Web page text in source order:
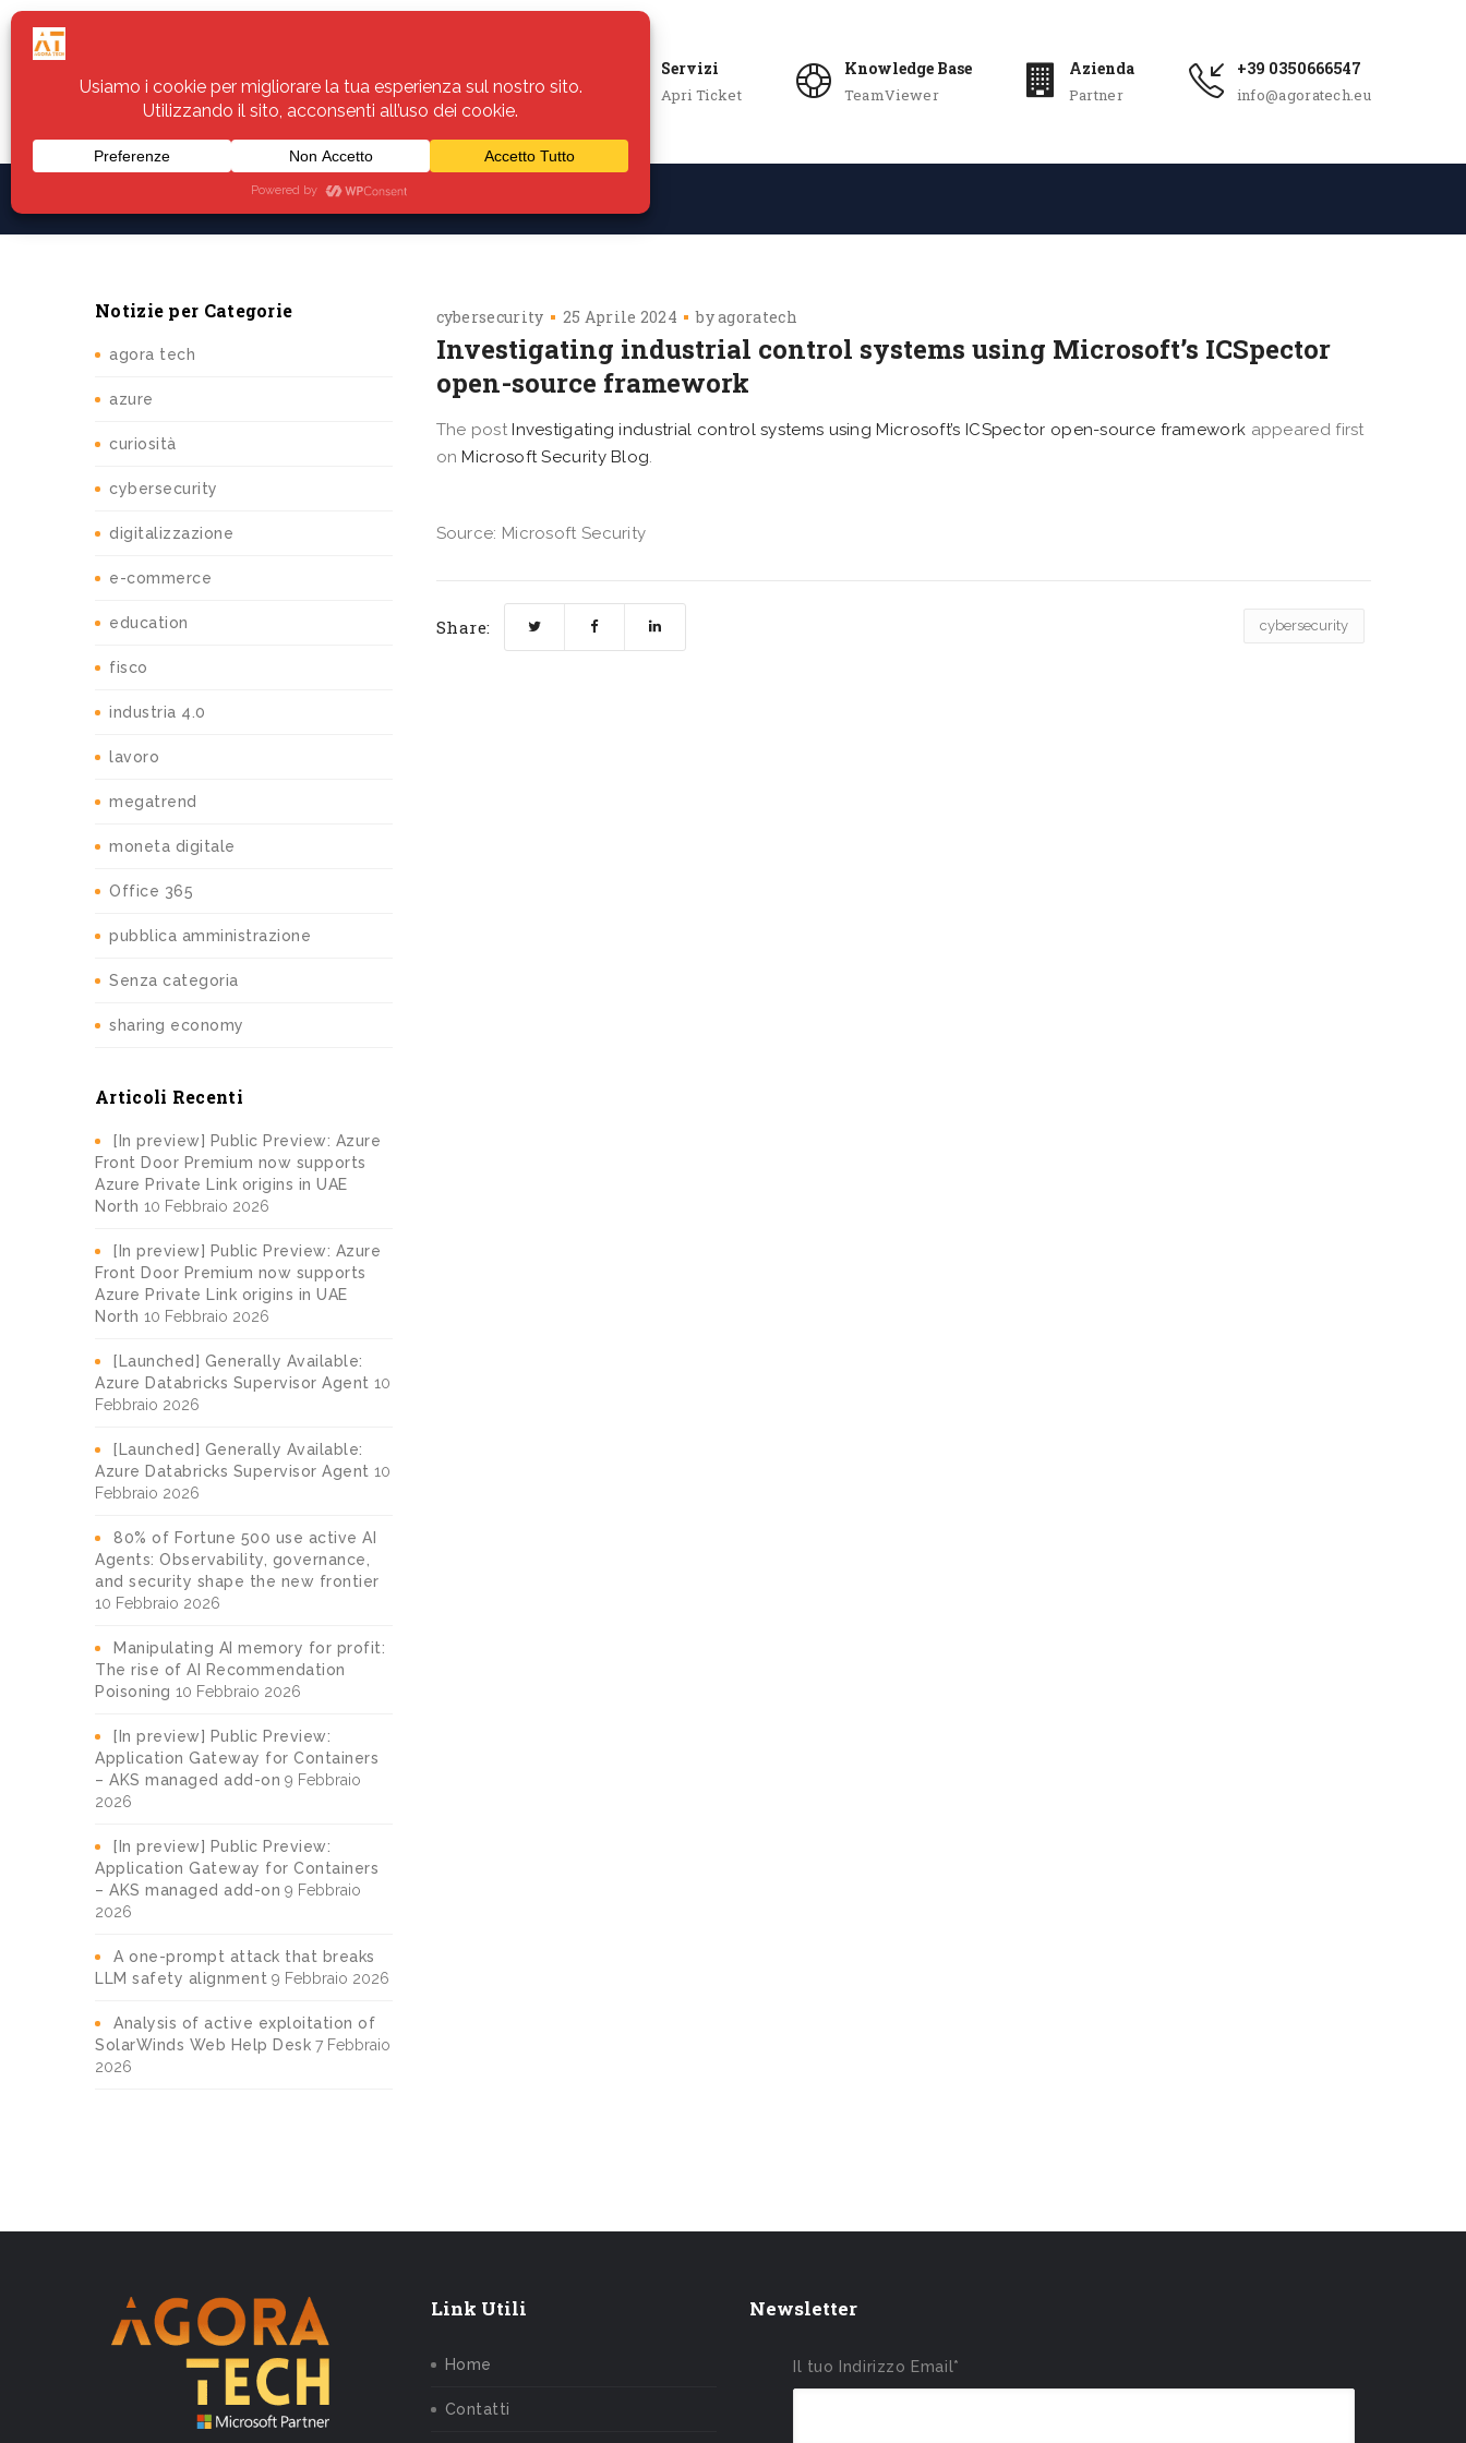
Servizi
Apri Ticket
Knowledge Base
TeamViewer
Azienda
Partner
+39 0350666547
info@agoratech.eu
Assistenza
Notizie per Categorie
agora tech
azure
curiosità
cybersecurity
digitalizzazione
e-commerce
education
fisco
industria 4.0
lavoro
megatrend
moneta digitale
Office 365
pubblica amministrazione
Senza categoria
sharing economy
Articoli Recenti
[In preview] Public Preview: Azure
Front Door Premium now supports
Azure Private Link origins in UAE
North 10 Febbraio 2026
[In preview] Public Preview: Azure
Front Door Premium now supports
Azure Private Link origins in UAE
North 10 Febbraio 2026
[Launched] Generally Available:
Azure Databricks Supervisor Agent 10
Febbraio 2026
[Launched] Generally Available:
Azure Databricks Supervisor Agent 10
Febbraio 2026
80% of Fortune 500 use active AI
Agents: Observability, governance,
and security shape the new frontier
10 Febbraio 2026
Manipulating AI memory for profit:
The rise of AI Recommendation
Poisoning 10 Febbraio 2026
[In preview] Public Preview:
Application Gateway for Containers
– AKS managed add-on 9 Febbraio
2026
[In preview] Public Preview:
Application Gateway for Containers
– AKS managed add-on 9 Febbraio
2026
A one-prompt attack that breaks
LLM safety alignment 9 Febbraio 2026
Analysis of active exploitation of
SolarWinds Web Help Desk 7 Febbraio
2026
cybersecurity 25 Aprile 2024 byagoratech
​​Investigating industrial control systems using Microsoft’s ICSpector
open-source framework
The post​​Investigating industrial control systems using Microsoft’s ICSpector open-source framework appeared first
onMicrosoft Security Blog.
Source: Microsoft Security
Share: cybersecurity
Link Utili
Home
Contatti
Newsletter
Il tuo Indirizzo Email*